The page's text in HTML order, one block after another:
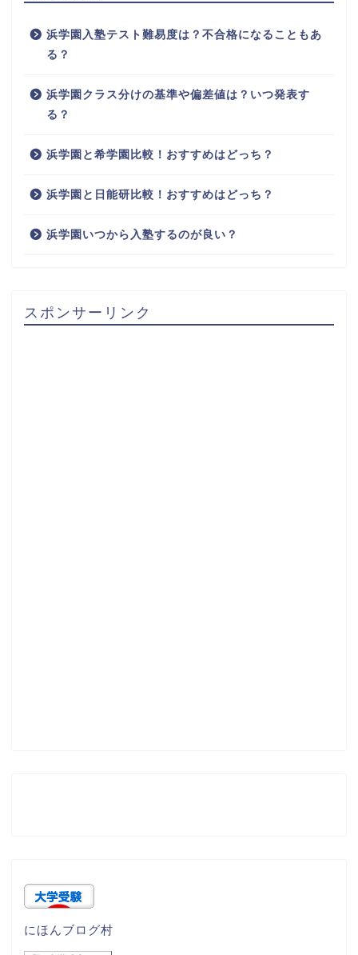
浜学園入塾テスト難易度は？不合格になることもあ
る？
浜学園クラス分けの基準や偏差値は？いつ発表す
る？
浜学園と希学園比較！おすすめはどっち？
浜学園と日能研比較！おすすめはどっち？
浜学園いつから入塾するのが良い？
スポンサーリンク
にほんブログ村